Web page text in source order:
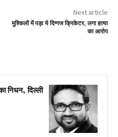
Next article
मुश्किलों में पड़ा ये दिग्गज क्रिकेटर, लगा हत्या
का आरोप
निधन, दिल्ली